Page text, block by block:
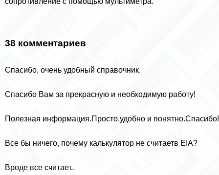
38 комментариев
Спасибо, очень удобный справочник.
Спасибо Вам за прекрасную и необходимую работу!
Полезная информация.Просто,удобно и понятно.Спасибо!
Все бы ничего, почему калькулятор не считаетв EIA?
Вроде все считает..